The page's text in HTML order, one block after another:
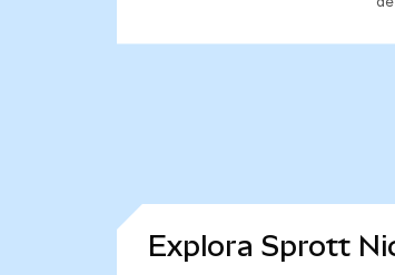
Explora Sprott